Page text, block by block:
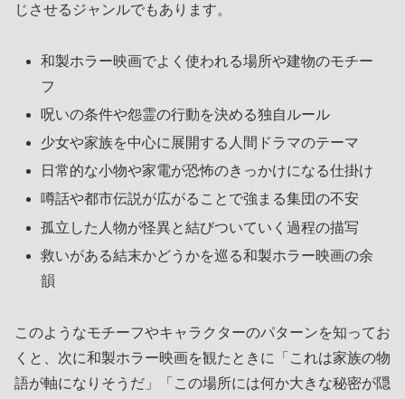
じさせるジャンルでもあります。
和製ホラー映画でよく使われる場所や建物のモチー
フ
呪いの条件や怨霊の行動を決める独自ルール
少女や家族を中心に展開する人間ドラマのテーマ
日常的な小物や家電が恐怖のきっかけになる仕掛け
噂話や都市伝説が広がることで強まる集団の不安
孤立した人物が怪異と結びついていく過程の描写
救いがある結末かどうかを巡る和製ホラー映画の余
韻
このようなモチーフやキャラクターのパターンを知ってお
くと、次に和製ホラー映画を観たときに「これは家族の物
語が軸になりそうだ」「この場所には何か大きな秘密が隠